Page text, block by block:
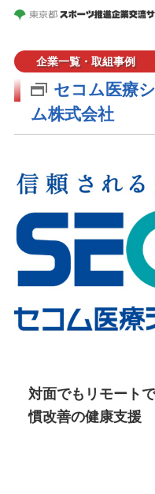
企業一覧・取組事例
セコム医療
ム株式会社
対面でもリモート
慣改善の健康支援